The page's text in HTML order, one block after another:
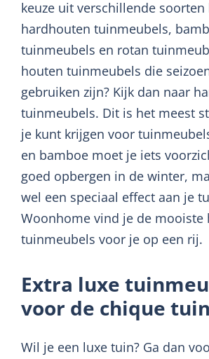
keuze uit verschillende soorten
hardhouten tuinmeubels,
tuinmeubels en rotan
houten tuinmeubels die
gebruiken zijn? Kijk dan naar
tuinmeubels. Dit is het meest
je kunt krijgen voor
en bamboe moet je iets
goed opbergen in de winter,
wel een speciaal effect aan je
Woonhome vind je de mooiste
tuinmeubels voor je op een rij.
Extra luxe
voor de chique tuin
Wil je een luxe tuin? Ga dan